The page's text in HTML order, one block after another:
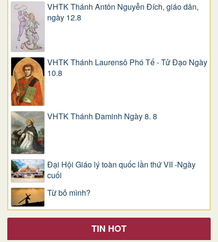
VHTK Thánh Antôn Nguyễn Ðích, giáo dân,
ngày 12.8
VHTK Thánh Laurensô Phó Tế - Tử Đạo Ngày
10.8
VHTK Thánh Đaminh Ngày 8. 8
Đại Hội Giáo lý toàn quốc lần thứ VII -Ngày
cuối
Từ bỏ mình?
TIN HOT